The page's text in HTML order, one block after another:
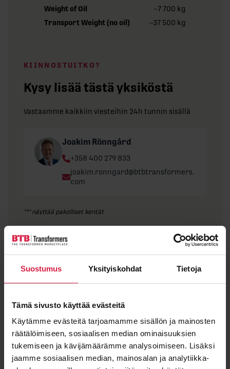
Suostumus Yksityiskohdat Tietoja
Tämä sivusto käyttää evästeitä
Käytämme evästeitä tarjoamamme sisällön ja mainosten
räätälöimiseen, sosiaalisen median ominaisuuksien
tukemiseen ja kävijämäärämme analysoimiseen. Lisäksi
jaamme sosiaalisen median, mainosalan ja analytiikka-
Weight of Oil
~7 700 kg
Transport Weight (no oil)
~37 500 kg
KIINNOSTUITKO?
Kysy lisää tästä yksiköstä
Vastaamme kaikkiin viesteihin 24h tunnin sisällä
Joakim Rönngård
Phone:
+358 400 279 833
Email:
joakim.ronngard@btbtransformers.
com
"*" näyttää pakolliset kentät
Etunimi
Sähköposti *